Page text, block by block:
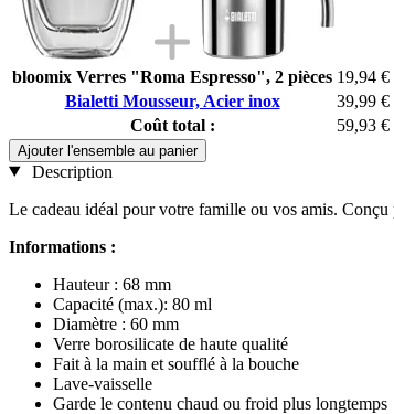
bloomix Verres "Roma Espresso", 2 pièces 19,94 €
Bialetti Mousseur, Acier inox
39,99 €
Coût total :
59,93 €
Ajouter l'ensemble au panier
Description
Le cadeau idéal pour votre famille ou vos amis.
Informations :
Hauteur : 68 mm
Capacité (max.): 80 ml
Diamètre : 60 mm
Verre borosilicate de haute qualité
Fait à la main et soufflé à la bouche
Lave-vaisselle
Garde le contenu chaud ou froid plus longtemps